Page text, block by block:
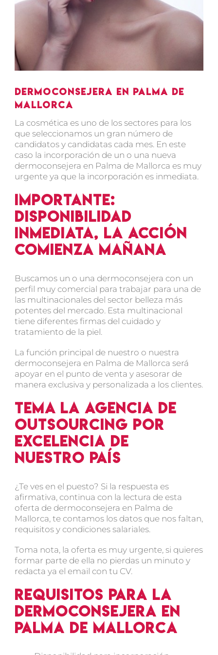
Dermoconsejera en Palma de
Mallorca
La cosmética es uno de los sectores para los
que seleccionamos un gran número de
candidatos y candidatas cada mes. En este
caso la incorporación de un o una nueva
dermoconsejera en Palma de Mallorca es muy
urgente ya que la incorporación es inmediata.
Importante:
disponibilidad
inmediata, la acción
comienza mañana
Buscamos un o una dermoconsejera con un
perfil muy comercial para trabajar para una de
las multinacionales del sector belleza más
potentes del mercado. Esta multinacional
tiene diferentes firmas del cuidado y
tratamiento de la piel.
La función principal de nuestro o nuestra
dermoconsejera en Palma de Mallorca será
apoyar en el punto de venta y asesorar de
manera exclusiva y personalizada a los clientes.
TEMA la agencia de
outsourcing por
excelencia de
nuestro país
¿Te ves en el puesto? Si la respuesta es
afirmativa, continua con la lectura de esta
oferta de dermoconsejera en Palma de
Mallorca, te contamos los datos que nos faltan,
requisitos y condiciones salariales.
Toma nota, la oferta es muy urgente, si quieres
formar parte de ella no pierdas un minuto y
redacta ya el email con tu CV.
Requisitos para la
dermoconsejera en
Palma de Mallorca